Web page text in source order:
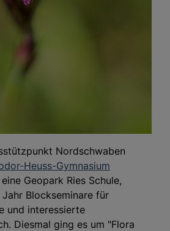
Nordschwaben
Heuss-Gymnasium
Geopark Ries Schule,
Blockseminare für
und interessierte
Diesmal ging es um "Flora